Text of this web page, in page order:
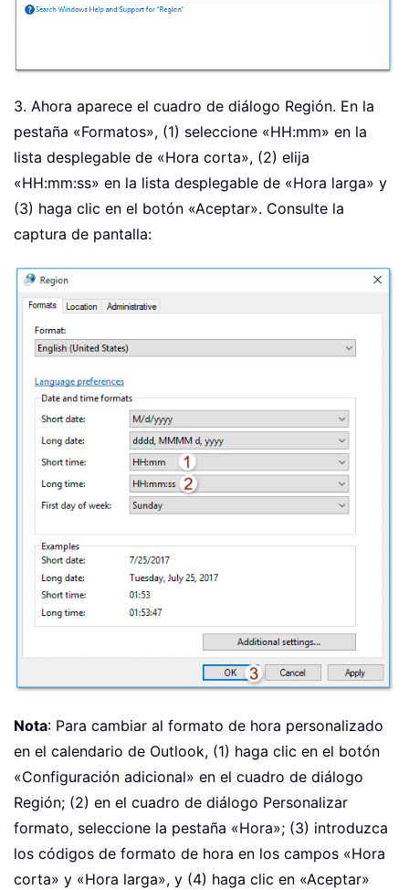
3. Ahora aparece el cuadro de diálogo Región. En la
pestaña «Formatos», (1) seleccione «HH:mm» en la
lista desplegable de «Hora corta», (2) elija
«HH:mm:ss» en la lista desplegable de «Hora larga» y
(3) haga clic en el botón «Aceptar». Consulte la
captura de pantalla:
Nota: Para cambiar al formato de hora personalizado
en el calendario de Outlook, (1) haga clic en el botón
«Configuración adicional» en el cuadro de diálogo
Región; (2) en el cuadro de diálogo Personalizar
formato, seleccione la pestaña «Hora»; (3) introduzca
los códigos de formato de hora en los campos «Hora
corta» y «Hora larga», y (4) haga clic en «Aceptar»